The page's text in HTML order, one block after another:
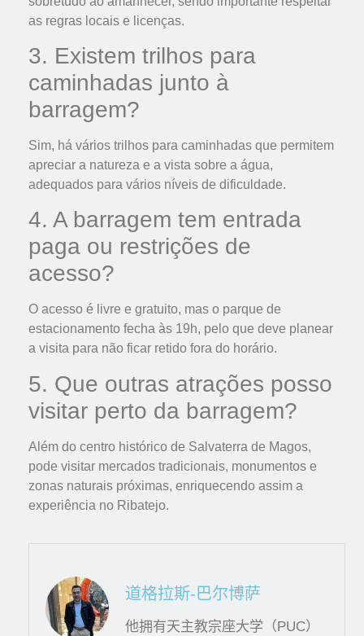
as regras locais e licenças.
3. Existem trilhos para
caminhadas junto à
barragem?
Sim, há vários trilhos para caminhadas que permitem
apreciar a natureza e a vista sobre a água,
adequados para vários níveis de dificuldade.
4. A barragem tem entrada
paga ou restrições de
acesso?
O acesso é livre e gratuito, mas o parque de
estacionamento fecha às 19h, pelo que deve planear
a visita para não ficar retido fora do horário.
5. Que outras atrações posso
visitar perto da barragem?
Além do centro histórico de Salvaterra de Magos,
pode visitar mercados tradicionais, monumentos e
zonas naturais próximas, enriquecendo assim a
experiência no Ribatejo.
道格拉斯-巴尔博萨
他拥有天主教宗座大学（PUC）